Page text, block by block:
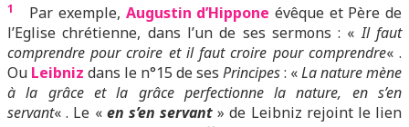
1 Par exemple, Augustin d’Hippone évêque et Père de
l’Eglise chrétienne, dans l’un de ses sermons : «Il faut
comprendre pour croire et il faut croire pour comprendre« .
Ou Leibniz dans le n°15 de ses Principes: «La nature mène
à la grâce et la grâce perfectionne la nature, en s’en
servant« . Le « en s’en servant » de Leibniz rejoint le lien